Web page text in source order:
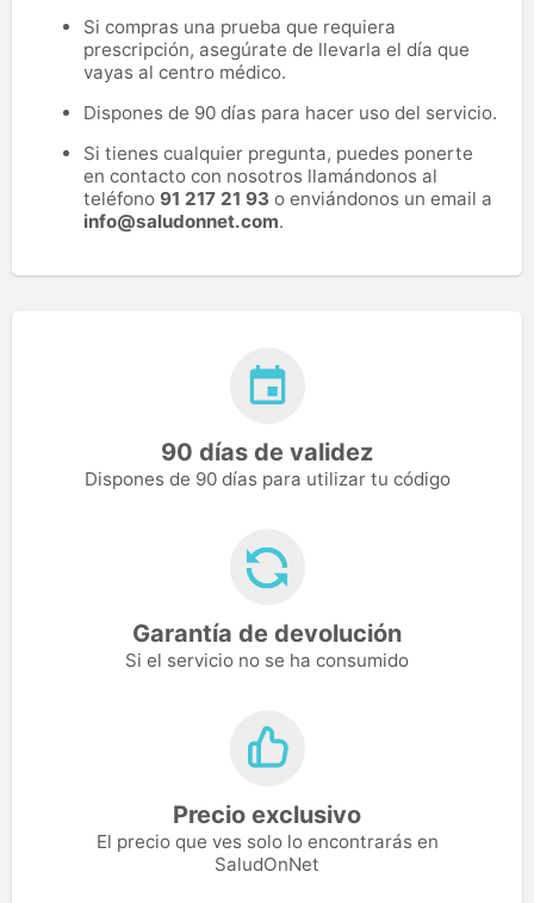
Si compras una prueba que requiera
prescripción, asegúrate de llevarla el día que
vayas al centro médico.
Dispones de 90 días para hacer uso del servicio.
Si tienes cualquier pregunta, puedes ponerte
en contacto con nosotros llamándonos al
teléfono 91 217 21 93 o enviándonos un email a
info@saludonnet.com.
90 días de validez
Dispones de 90 días para utilizar tu código
Garantía de devolución
Si el servicio no se ha consumido
Precio exclusivo
El precio que ves solo lo encontrarás en
SaludOnNet